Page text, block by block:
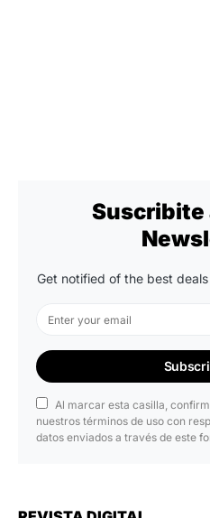
Suscribite
Get notified of the best
Al marcar esta casilla,
nuestros términos de uso con
datos enviados a través de este